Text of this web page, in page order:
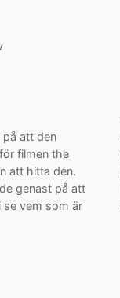
att den
filmen the
att hitta den.
genast på att
se vem som är